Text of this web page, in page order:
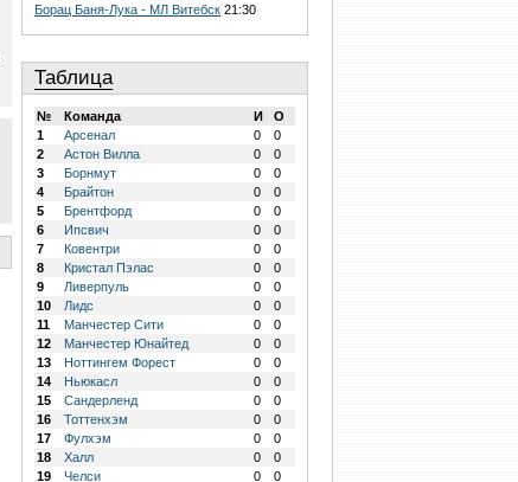
Борац Баня-Лука - МЛ Витебск 21:30
Таблица
№ Команда И
О
1
Арсенал 0
0
2
Астон Вилла 0
0
3
Борнмут 0
0
4
Брайтон 0
0
5
Брентфорд 0
0
6
Ипсвич 0
0
7
Ковентри 0
0
8
Кристал Пэлас 0
0
9
Ливерпуль 0
0
10
Лидс 0
0
11
Манчестер Сити 0
0
12
Манчестер Юнайтед 0
0
13
Ноттингем Форест 0
0
14
Ньюкасл 0
0
15
Сандерленд 0
0
16
Тоттенхэм 0
0
17
Фулхэм 0
0
18
Халл 0
0
19
Челси 0
0